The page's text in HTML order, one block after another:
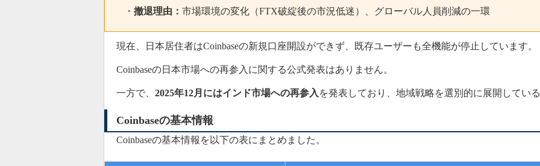
・ 撤退理由： 市場環境の変化（FTX破綻後の市況低迷）、グローバル人員削減の一環
現在、日本居住者はCoinbaseの新規口座開設ができず、既存ユーザーも全機能が停止しています。
Coinbaseの日本市場への再参入に関する公式発表はありません。
一方で、 2025年12月にはインド市場への再参入 を発表しており、地域戦略を選別的に展開してい
Coinbaseの基本情報
Coinbaseの基本情報を以下の表にまとめました。